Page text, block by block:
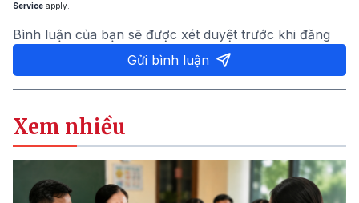
Service apply.
Bình luận của bạn sẽ được xét duyệt trước khi đăng
Gửi bình luận
Xem nhiều